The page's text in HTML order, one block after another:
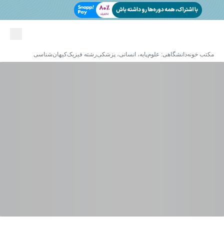
مکتب خونهدانشگاهی: علوم‌پایه، انسانی، پزشکیرشته فیزیککیهان‌شناسی